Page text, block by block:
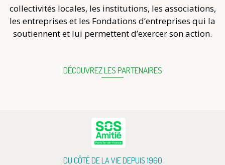
collectivités locales, les institutions, les associations,
les entreprises et les Fondations d’entreprises qui la
soutiennent et lui permettent d’exercer son action.
DÉCOUVREZ LES PARTENAIRES
DU CÔTÉ DE LA VIE DEPUIS 1960